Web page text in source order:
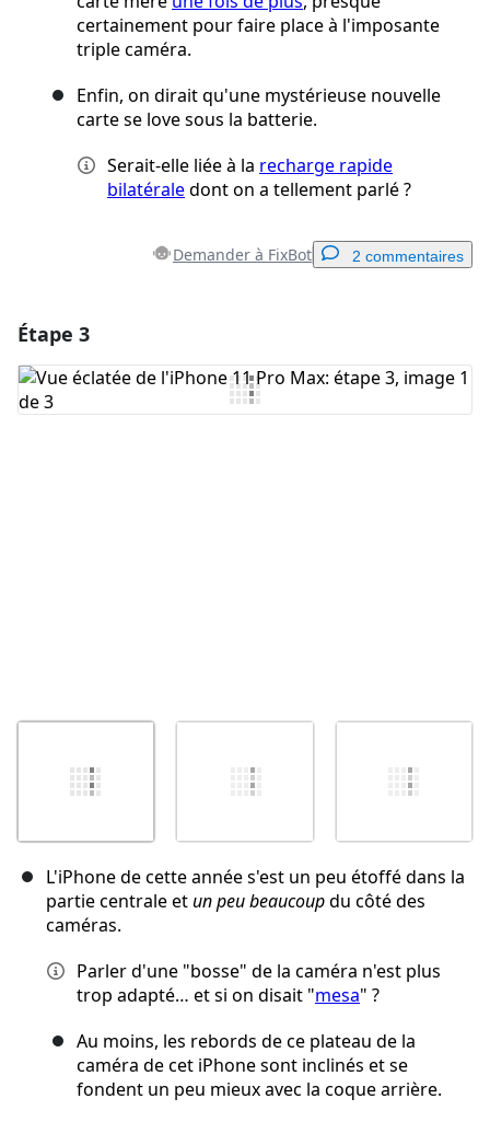
certainement pour faire place à l'imposante
triple caméra.
Enfin, on dirait qu'une mystérieuse nouvelle
carte se love sous la batterie.
Serait-elle liée à la recharge rapide
bilatéraledont on a tellement parlé ?
Demander à FixBot 2 commentaires
Ajouter un commentaire
Étape 3
L'iPhone de cette année s'est un peu étoffé dans la
partie centrale etun peu beaucoupdu côté des
caméras.
Parler d'une "bosse" de la caméra n'est plus
trop adapté… et si on disait "mesa" ?
Au moins, les rebords de ce plateau de la
caméra de cet iPhone sont inclinés et se
fondent un peu mieux avec la coque arrière.